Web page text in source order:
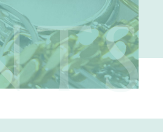
CONTENTS
INFORMATION